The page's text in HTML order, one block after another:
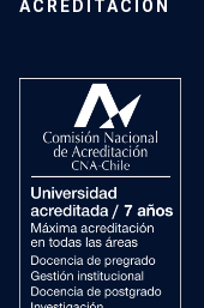
ACREDITACIÓN